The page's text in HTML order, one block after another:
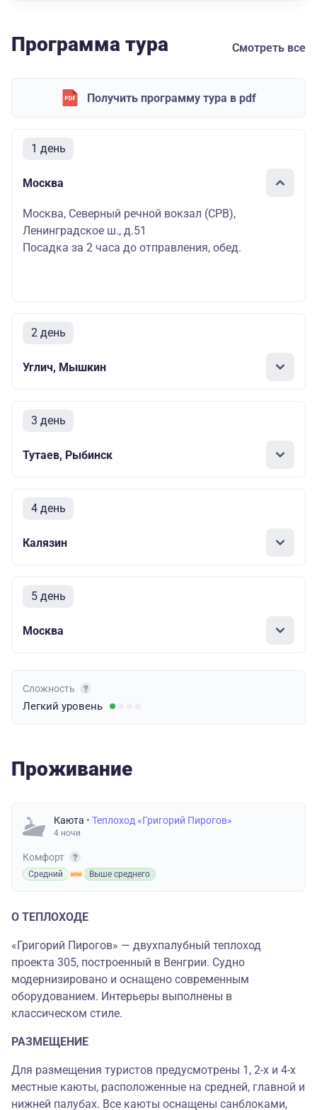
Программа тура Смотреть все
Получить программу тура в pdf
1 день
Москва
Москва, Северный речной вокзал (СРВ),
Ленинградское ш., д.51
Посадка за 2 часа до отправления, обед.
2 день
Углич, Мышкин
3 день
Тутаев, Рыбинск
4 день
Калязин
5 день
Москва
Сложность
Легкий уровень
Проживание
Каюта • Теплоход «Григорий Пирогов»
4 ночи
Комфорт
Средний Выше среднего
О ТЕПЛОХОДЕ
«Григорий Пирогов» — двухпалубный теплоход
проекта 305, построенный в Венгрии. Судно
модернизировано и оснащено современным
оборудованием. Интерьеры выполнены в
классическом стиле.
РАЗМЕЩЕНИЕ
Для размещения туристов предусмотрены 1, 2-х и 4-х
местные каюты, расположенные на средней, главной и
нижней палубах. Все каюты оснащены санблоками,